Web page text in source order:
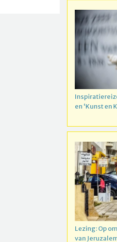
en ‘Kunst en
Lezing: Op
van